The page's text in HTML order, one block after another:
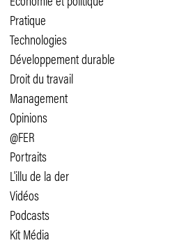
Pratique
Technologies
Développement durable
Droit du travail
Management
Opinions
@FER
Portraits
L'illu de la der
Vidéos
Podcasts
Kit Média